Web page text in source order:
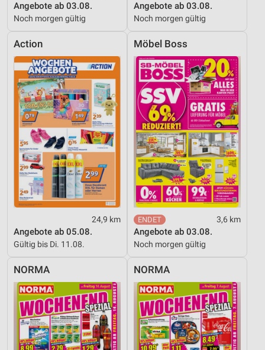
Angebote ab 03.08.
Noch morgen gültig
Angebote ab 03.08.
Noch morgen gültig
Action
24,9 km
Angebote ab 05.08.
Gültig bis Di. 11.08.
Möbel Boss
3,6 km
Angebote ab 03.08.
Noch morgen gültig
NORMA NORMA